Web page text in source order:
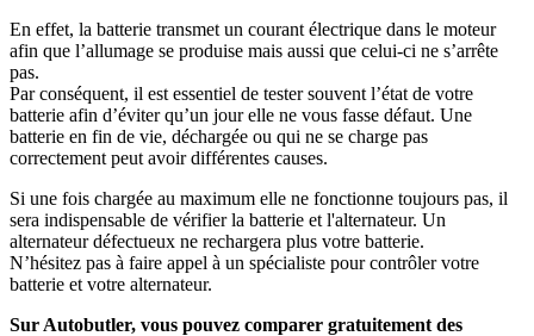
En effet, la batterie transmet un courant électrique dans le moteur
afin que l’allumage se produise mais aussi que celui-ci ne s’arrête
pas.
Par conséquent, il est essentiel de tester souvent l’état de votre
batterie afin d’éviter qu’un jour elle ne vous fasse défaut. Une
batterie en fin de vie, déchargée ou qui ne se charge pas
correctement peut avoir différentes causes.
Si une fois chargée au maximum elle ne fonctionne toujours pas, il
sera indispensable de vérifier la batterie et l'alternateur. Un
alternateur défectueux ne rechargera plus votre batterie.
N’hésitez pas à faire appel à un spécialiste pour contrôler votre
batterie et votre alternateur.
Sur Autobutler, vous pouvez comparer gratuitement des